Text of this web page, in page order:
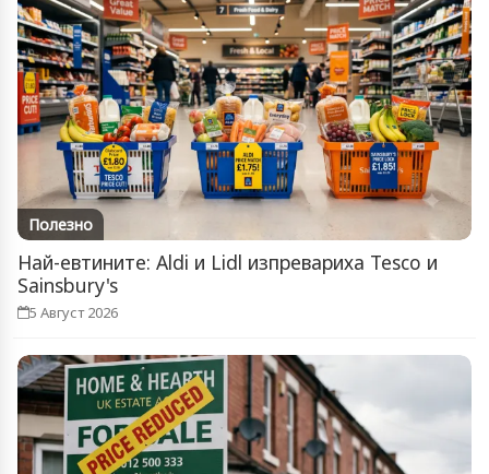
Полезно
Най-евтините: Aldi и Lidl изпревариха Tesco и
Sainsbury's
5 Август 2026